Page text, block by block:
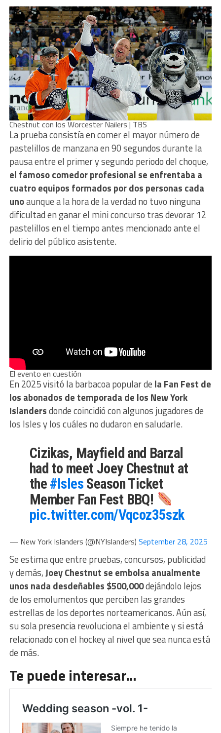
Chestnut con los Worcester Nailers | TBS
La prueba consistía en comer el mayor número de
pastelillos de manzana en 90 segundos durante la
pausa entre el primer y segundo periodo del choque,
el famoso comedor profesional se enfrentaba a
cuatro equipos formados por dos personas cada
unoaunque a la hora de la verdad no tuvo ninguna
dificultad en ganar el mini concurso tras devorar 12
pastelillos en el tiempo antes mencionado ante el
delirio del público asistente.
El evento en cuestión
En 2025 visitó la barbacoa popular de la Fan Fest de
los abonados de temporada de los New York
Islandersdonde coincidió con algunos jugadores de
los Isles y los cuáles no dudaron en saludarle.
Cizikas, Mayfield and Barzal
had to meet Joey Chestnut at
the #IslesSeason Ticket
Member Fan Fest BBQ!
pic.twitter.com/Vqcoz35szk
— New York Islanders (@NYIslanders) September 28, 2025
Se estima que entre pruebas, concursos, publicidad
y demás,Joey Chestnut se embolsa anualmente
unos nada desdeñables $500,000dejándolo lejos
de los emolumentos que perciben las grandes
estrellas de los deportes norteamericanos. Aún así,
su sola presencia revoluciona el ambiente y si está
relacionado con el hockey al nivel que sea nunca está
de más.
Te puede interesar…